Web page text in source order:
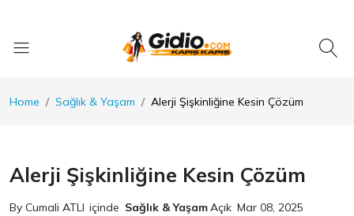
Home Sağlık & Yaşam Alerji Şişkinliğine Kesin Çözüm
Alerji Şişkinliğine Kesin Çözüm
By Cumali ATLI içinde Sağlık & YaşamAçık Mar 08, 2025